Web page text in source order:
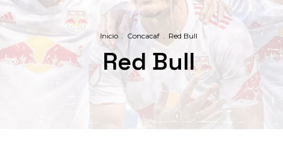
Inicio . Concacaf . Red Bull
Red Bull